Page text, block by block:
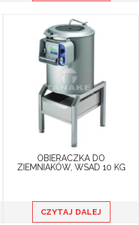
OBIERACZKA DO
ZIEMNIAKÓW, WSAD 10 KG
CZYTAJ DALEJ